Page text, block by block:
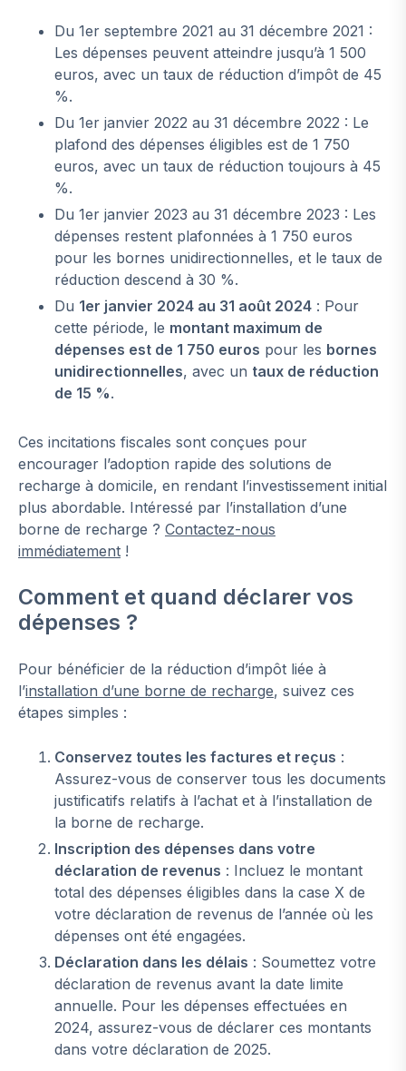
Du 1er septembre 2021 au 31 décembre 2021 :
Les dépenses peuvent atteindre jusqu’à 1 500
euros, avec un taux de réduction d’impôt de 45
%.
Du 1er janvier 2022 au 31 décembre 2022 : Le
plafond des dépenses éligibles est de 1 750
euros, avec un taux de réduction toujours à 45
%.
Du 1er janvier 2023 au 31 décembre 2023 : Les
dépenses restent plafonnées à 1 750 euros
pour les bornes unidirectionnelles, et le taux de
réduction descend à 30 %.
Du 1er janvier 2024 au 31 août 2024 : Pour
cette période, le montant maximum de
dépenses est de 1 750 euros pour les bornes
unidirectionnelles, avec un taux de réduction
de 15 %.
Ces incitations fiscales sont conçues pour
encourager l’adoption rapide des solutions de
recharge à domicile, en rendant l’investissement initial
plus abordable. Intéressé par l’installation d’une
borne de recharge ? Contactez-nous
immédiatement !
Comment et quand déclarer vos
dépenses ?
Pour bénéficier de la réduction d’impôt liée à
l’installation d’une borne de recharge, suivez ces
étapes simples :
Conservez toutes les factures et reçus :
Assurez-vous de conserver tous les documents
justificatifs relatifs à l’achat et à l’installation de
la borne de recharge.
Inscription des dépenses dans votre
déclaration de revenus : Incluez le montant
total des dépenses éligibles dans la case X de
votre déclaration de revenus de l’année où les
dépenses ont été engagées.
Déclaration dans les délais : Soumettez votre
déclaration de revenus avant la date limite
annuelle. Pour les dépenses effectuées en
2024, assurez-vous de déclarer ces montants
dans votre déclaration de 2025.